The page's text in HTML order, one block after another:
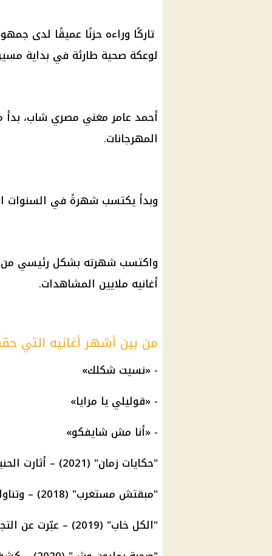
تاركًا وراءه حزنًا عميقًا لدى
لوعكة صحية طارئة في بداية
أحمد عامر مغني مصري شاب، بدأ
المهرجانات.
وبدأ يكتسب شهرةً في السنوات
واكتسب شهرته بشكل رئيسي من
أغانيه ملايين المشاهدات.
من بين أشهر أغانيه التي
- «نسيت شكلك»
- «قوليلي يا مرايا»
- «أنا مش شايفكو»
"حكايات زمان" (2021) – أثارت الحنين إلى الماضي.
"مبقتش مستغرب" (2018) – وتناولت خيبات الأمل في الحياة.
"الكل خاب" (2019) – عبّرت عن التجارب الإنسانية المؤلمة.